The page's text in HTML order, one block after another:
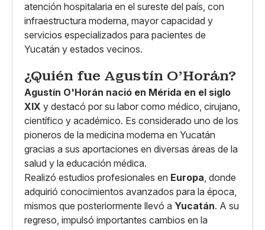
atención hospitalaria en el sureste del país, con
infraestructura moderna, mayor capacidad y
servicios especializados para pacientes de
Yucatán y estados vecinos.
¿Quién fue Agustín O’Horán?
Agustín O'Horán nació en Mérida en el siglo
XIX y destacó por su labor como médico, cirujano,
científico y académico. Es considerado uno de los
pioneros de la medicina moderna en Yucatán
gracias a sus aportaciones en diversas áreas de la
salud y la educación médica.
Realizó estudios profesionales en Europa , donde
adquirió conocimientos avanzados para la época,
mismos que posteriormente llevó a Yucatán. A su
regreso, impulsó importantes cambios en la